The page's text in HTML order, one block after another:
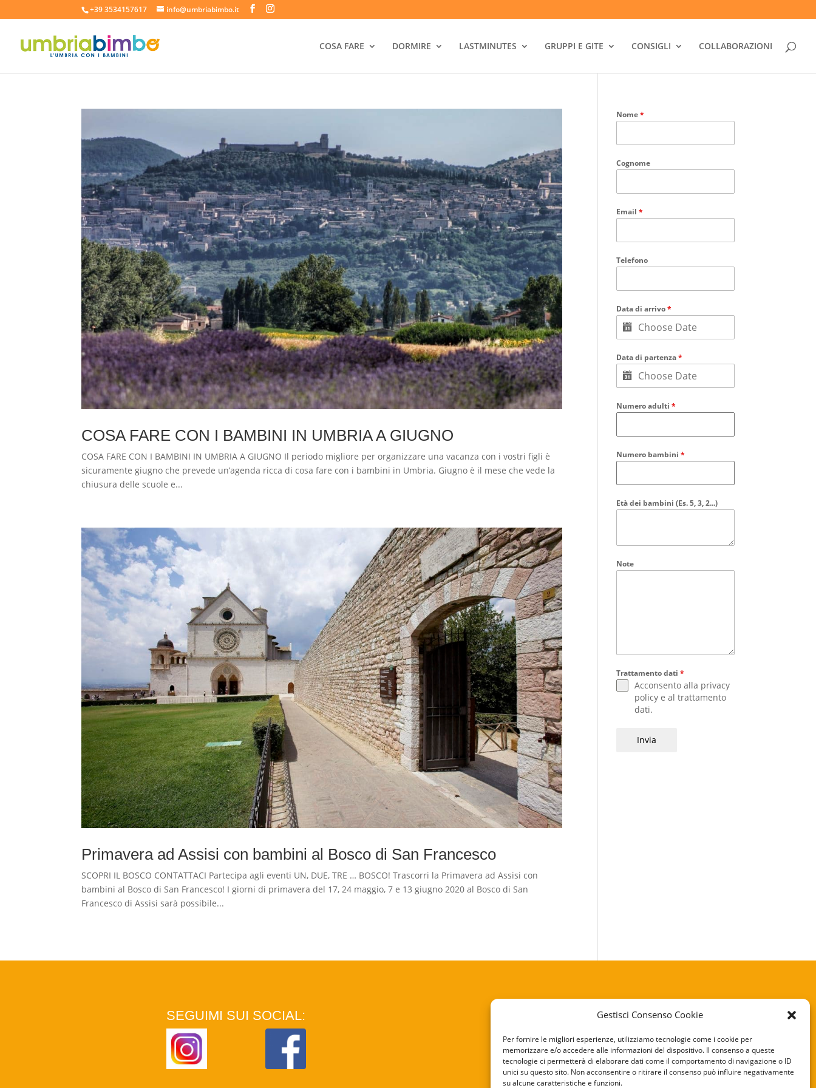
Gestisci Consenso Cookie
Per fornire le migliori esperienze, utilizziamo tecnologie come i cookie per
memorizzare e/o accedere alle informazioni del dispositivo. Il consenso a queste
tecnologie ci permetterà di elaborare dati come il comportamento di navigazione o ID
unici su questo sito. Non acconsentire o ritirare il consenso può influire negativamente
su alcune caratteristiche e funzioni.
+39 3534157617 info@umbriabimbo.it
COSA FARE DORMIRE LASTMINUTES GRUPPI E GITE CONSIGLI COLLABORAZIONI
COSA FARE CON I BAMBINI IN UMBRIA A GIUGNO
COSA FARE CON I BAMBINI IN UMBRIA A GIUGNO Il periodo migliore per organizzare una vacanza con i vostri figli è
sicuramente giugno che prevede un’agenda ricca di cosa fare con i bambini in Umbria. Giugno è il mese che vede la
chiusura delle scuole e...
Primavera ad Assisi con bambini al Bosco di San Francesco
SCOPRI IL BOSCO CONTATTACI Partecipa agli eventi UN, DUE, TRE … BOSCO! Trascorri la Primavera ad Assisi con
bambini al Bosco di San Francesco! I giorni di primavera del 17, 24 maggio, 7 e 13 giugno 2020 al Bosco di San
Francesco di Assisi sarà possibile...
Nome*
Cognome
Email*
Telefono
Data di arrivo*
Data di partenza*
Numero adulti*
Numero bambini*
Età dei bambini (Es. 5, 3, 2...)
Note
Trattamento dati*
Acconsento alla privacy
policy e altrattamento
dati.
Invia
SEGUIMI SUI SOCIAL:
PRIVACY POLICY